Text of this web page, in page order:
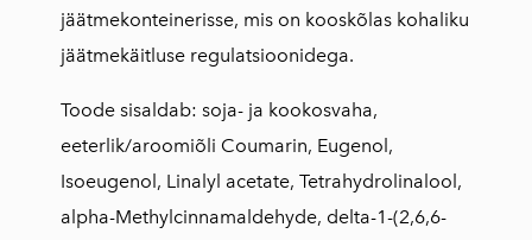
jäätmekonteinerisse, mis on kooskõlas kohaliku
jäätmekäitluse regulatsioonidega.
Toode sisaldab: soja- ja kookosvaha,
eeterlik/aroomiõli Coumarin, Eugenol,
Isoeugenol, Linalyl acetate, Tetrahydrolinalool,
alpha-Methylcinnamaldehyde, delta-1-(2,6,6-